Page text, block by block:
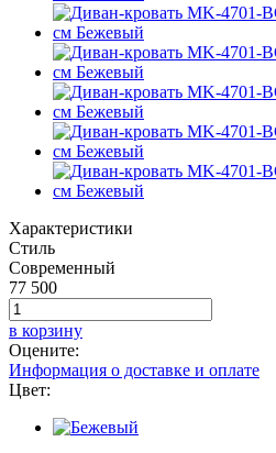
Характеристики
Стиль
Современный
77 500
в корзину
Оцените:
Информация о доставке и оплате
Цвет: